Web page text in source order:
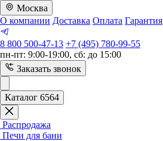
Москва
О компании Доставка Оплата Гарантия
8 800 500-47-13 +7 (495) 780-99-55
пн-пт: 9:00-19:00, сб: до 15:00
Заказать звонок
Каталог 6564
Распродажа
Печи для бани